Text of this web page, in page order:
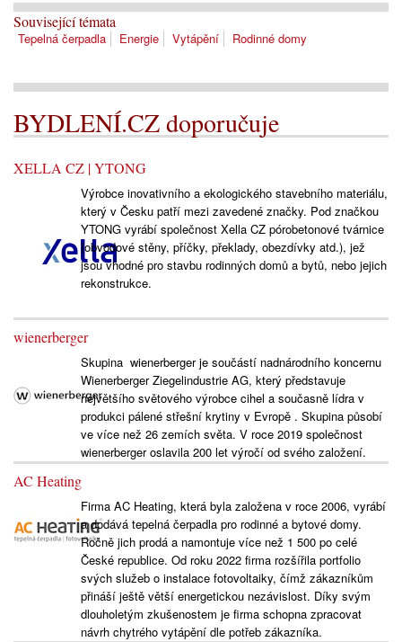
Související témata
Tepelná čerpadla Energie Vytápění Rodinné domy
BYDLENÍ.CZ doporučuje
XELLA CZ | YTONG
Výrobce inovativního a ekologického stavebního materiálu,
který v Česku patří mezi zavedené značky. Pod značkou
YTONG vyrábí společnost Xella CZ pórobetonové tvárnice
(obvodové stěny, příčky, překlady, obezdívky atd.), jež
jsou vhodné pro stavbu rodinných domů a bytů, nebo jejich
rekonstrukce.
wienerberger
Skupina wienerberger je součástí nadnárodního koncernu
Wienerberger Ziegelindustrie AG, který představuje
největšího světového výrobce cihel a současně lídra v
produkci pálené střešní krytiny v Evropě . Skupina působí
ve více než 26 zemích světa. V roce 2019 společnost
wienerberger oslavila 200 let výročí od svého založení.
AC Heating
Firma AC Heating, která byla založena v roce 2006, vyrábí
a dodává tepelná čerpadla pro rodinné a bytové domy.
Ročně jich prodá a namontuje více než 1 500 po celé
České republice. Od roku 2022 firma rozšířila portfolio
svých služeb o instalace fotovoltaiky, čímž zákazníkům
přináší ještě větší energetickou nezávislost. Díky svým
dlouholetým zkušenostem je firma schopna zpracovat
návrh chytrého vytápění dle potřeb zákazníka.